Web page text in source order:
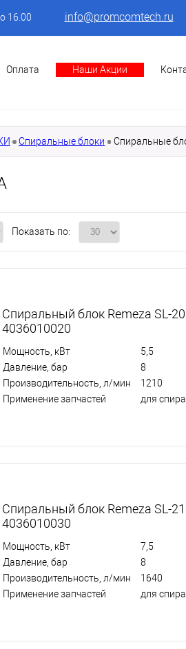
16.00 info@promcomtech.ru
Оплата Наши Акции
Спиральные блоки Спиральные
Показать по:
Спиральный блок Remeza SL-
4036010020
Мощность, кВт
5,5
Давление, бар
8
Производительность, л/мин
1210
Применение запчастей
для
Спиральный блок Remeza SL-
4036010030
Мощность, кВт
7,5
Давление, бар
8
Производительность, л/мин
1640
Применение запчастей
для